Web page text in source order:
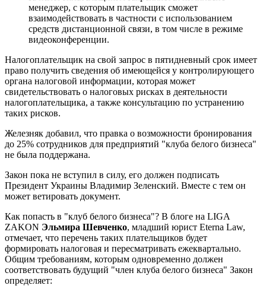
менеджер, с которым плательщик сможет
взаимодействовать в частности с использованием
средств дистанционной связи, в том числе в режиме
видеоконференции.
Налогоплательщик на свой запрос в пятидневный срок имеет
право получить сведения об имеющейся у контролирующего
органа налоговой информации, которая может
свидетельствовать о налоговых рисках в деятельности
налогоплательщика, а также консультацию по устранению
таких рисков.
Железняк добавил, что правка о возможности бронирования
до 25% сотрудников для предприятий "клуба белого бизнеса"
не была поддержана.
Закон пока не вступил в силу, его должен подписать
Президент Украины Владимир Зеленский. Вместе с тем он
может ветировать документ.
Как попасть в "клуб белого бизнеса"? В блоге на LIGA
ZAKON Эльмира Шевченко, младший юрист Eterna Law,
отмечает, что перечень таких плательщиков будет
формировать налоговая и пересматривать ежеквартально.
Общим требованиям, которым одновременно должен
соответствовать будущий "член клуба белого бизнеса" Закон
определяет: